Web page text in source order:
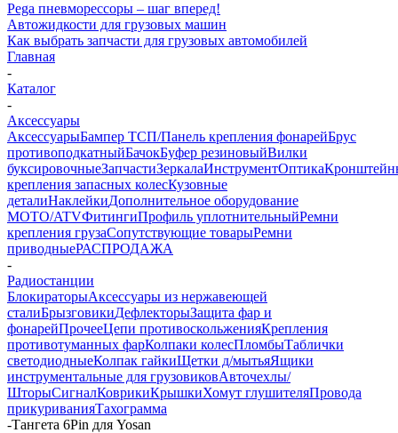
Pega пневморессоры – шаг вперед!
Автожидкости для грузовых машин
Как выбрать запчасти для грузовых автомобилей
Главная
-
Каталог
-
Аксессуары
АксессуарыБампер ТСП/Панель крепления фонарейБрус
противоподкатныйБачокБуфер резиновыйВилки
буксировочныеЗапчастиЗеркалаИнструментОптика
крепления запасных колесКузовные
деталиНаклейкиДополнительное оборудование
MOTO/ATVФитингиПрофиль уплотнительныйРемни
крепления грузаСопутствующие товарыРемни
приводныеРАСПРОДАЖА
-
Радиостанции
БлокираторыАксессуары из нержавеющей
сталиБрызговикиДефлекторыЗащита фар и
фонарейПрочееЦепи противоскольженияКрепления
противотуманных фарКолпаки колесПломбыТаблички
светодиодныеКолпак гайкиЩетки д/мытьяЯщики
инструментальные для грузовиковАвточехлы/
ШторыСигналКоврикиКрышкиХомут глушителяПровода
прикуриванияТахограмма
-Тангета 6Pin для Yosan